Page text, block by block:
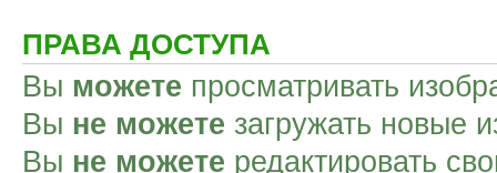
ПРАВА ДОСТУПА
Вы можете просматривать
Вы не можете загружать новые
Вы не можете редактировать